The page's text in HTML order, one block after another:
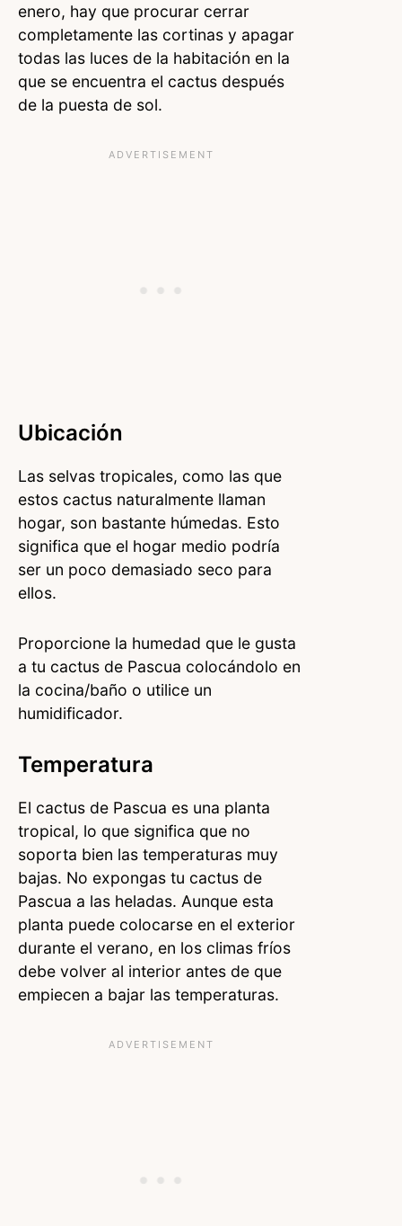
enero, hay que procurar cerrar
completamente las cortinas y apagar
todas las luces de la habitación en la
que se encuentra el cactus después
de la puesta de sol.
Ubicación
Las selvas tropicales, como las que
estos cactus naturalmente llaman
hogar, son bastante húmedas. Esto
significa que el hogar medio podría
ser un poco demasiado seco para
ellos.
Proporcione la humedad que le gusta
a tu cactus de Pascua colocándolo en
la cocina/baño o utilice un
humidificador.
Temperatura
El cactus de Pascua es una planta
tropical, lo que significa que no
soporta bien las temperaturas muy
bajas. No expongas tu cactus de
Pascua a las heladas. Aunque esta
planta puede colocarse en el exterior
durante el verano, en los climas fríos
debe volver al interior antes de que
empiecen a bajar las temperaturas.